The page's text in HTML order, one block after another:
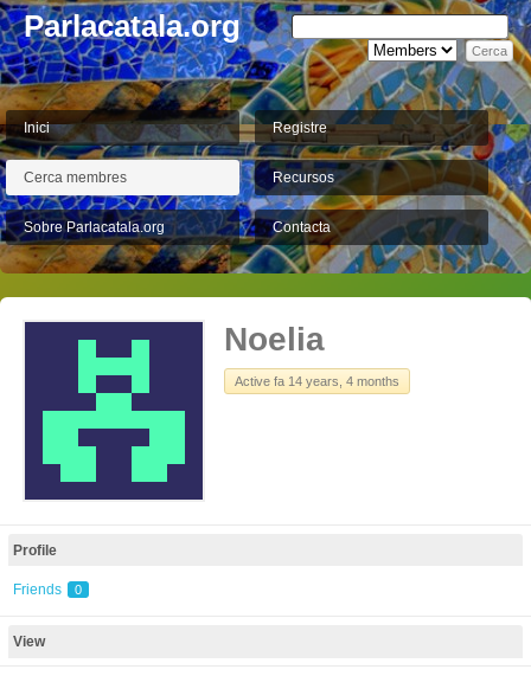
Parlacatala.org
Inici Registre
Cerca membres Recursos
Sobre Parlacatala.org Contacta
Noelia
Active fa 14 years, 4 months
Profile
Friends 0
View